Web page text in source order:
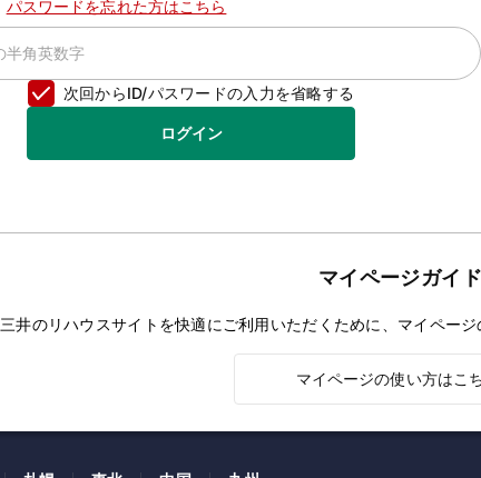
パスワードを忘れた方はこちら
次回からID/パスワードの入力を省略する
ログイン
マイページガイド
三井のリハウスサイトを快適にご利用いただくために、マイペー
マイページの使い方はこ